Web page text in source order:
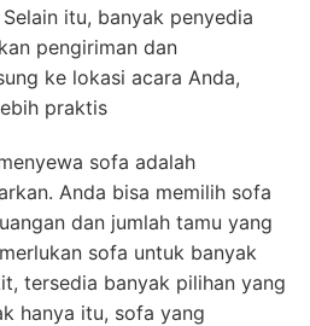
itu, banyak penyedia
pengiriman dan
ke lokasi acara Anda,
praktis
sofa adalah
Anda bisa memilih sofa
dan jumlah tamu yang
sofa untuk banyak
tersedia banyak pilihan yang
hanya itu, sofa yang